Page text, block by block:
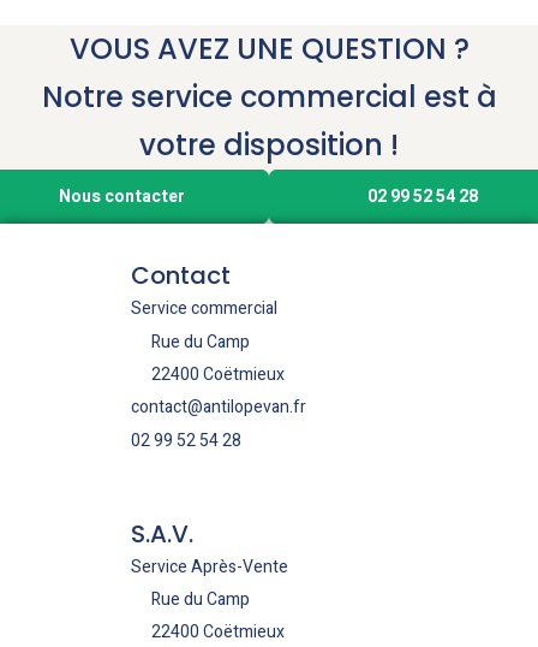
VOUS AVEZ UNE QUESTION ?
Notre service commercial est à
votre disposition !
Nous contacter 02 99 52 54 28
Contact
Service commercial
Rue du Camp
22400 Coëtmieux
contact@antilopevan.fr
02 99 52 54 28
S.A.V.
Service Après-Vente
Rue du Camp
22400 Coëtmieux